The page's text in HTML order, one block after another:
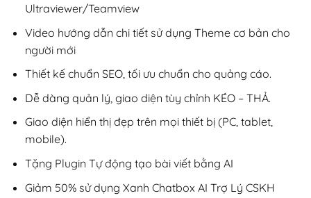
Ultraviewer/Teamview
Video hướng dẫn chi tiết sử dụng Theme cơ bản cho
người mới
Thiết kế chuẩn SEO, tối ưu chuẩn cho quảng cáo.
Dễ dàng quản lý, giao diện tùy chỉnh KÉO – THẢ.
Giao diện hiển thị đẹp trên mọi thiết bị (PC, tablet,
mobile).
Tặng Plugin Tự động tạo bài viết bằng AI
Giảm 50% sử dụng Xanh Chatbox AI Trợ Lý CSKH